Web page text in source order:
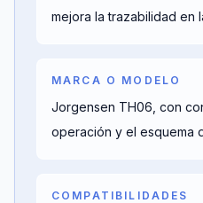
mejora la trazabilidad en
MARCA O MODELO
Jorgensen TH06, con
operación y el esquema
COMPATIBILIDADES